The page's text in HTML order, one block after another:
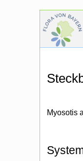
Myosotis